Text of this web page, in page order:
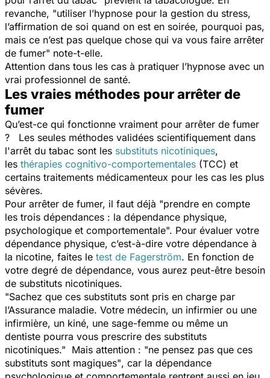
revanche, "utiliser l’hypnose pour la gestion du stress,
l’affirmation de soi quand on est en soirée, pourquoi pas,
mais ce n’est pas quelque chose qui va vous faire arrêter
de fumer" note-t-elle.
Attention dans tous les cas à pratiquer l’hypnose avec un
vrai professionnel de santé.
Les vraies méthodes pour arrêter de
fumer
Qu’est-ce qui fonctionne vraiment pour arrêter de fumer
? Les seules méthodes validées scientifiquement dans
l'arrêt du tabac sont les substituts nicotiniques,
les thérapies cognitivo-comportementales (TCC) et
certains traitements médicamenteux pour les cas les plus
sévères.
Pour arrêter de fumer, il faut déjà "prendre en compte
les trois dépendances : la dépendance physique,
psychologique et comportementale". Pour évaluer votre
dépendance physique, c’est-à-dire votre dépendance à
la nicotine, faites le test de Fagerström. En fonction de
votre degré de dépendance, vous aurez peut-être besoin
de substituts nicotiniques.
"Sachez que ces substituts sont pris en charge par
l’Assurance maladie. Votre médecin, un infirmier ou une
infirmière, un kiné, une sage-femme ou même un
dentiste pourra vous prescrire des substituts
nicotiniques." Mais attention : "ne pensez pas que ces
substituts sont magiques", car la dépendance